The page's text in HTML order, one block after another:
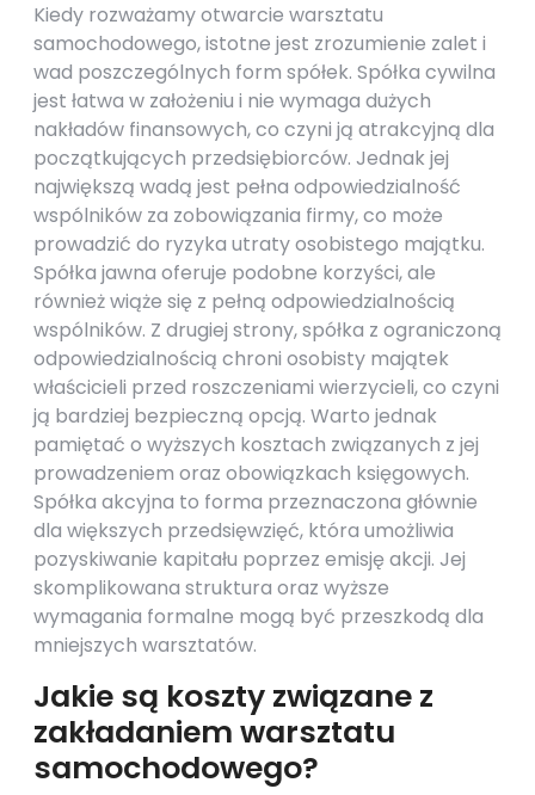
Kiedy rozważamy otwarcie warsztatu
samochodowego, istotne jest zrozumienie zalet i
wad poszczególnych form spółek. Spółka cywilna
jest łatwa w założeniu i nie wymaga dużych
nakładów finansowych, co czyni ją atrakcyjną dla
początkujących przedsiębiorców. Jednak jej
największą wadą jest pełna odpowiedzialność
wspólników za zobowiązania firmy, co może
prowadzić do ryzyka utraty osobistego majątku.
Spółka jawna oferuje podobne korzyści, ale
również wiąże się z pełną odpowiedzialnością
wspólników. Z drugiej strony, spółka z ograniczoną
odpowiedzialnością chroni osobisty majątek
właścicieli przed roszczeniami wierzycieli, co czyni
ją bardziej bezpieczną opcją. Warto jednak
pamiętać o wyższych kosztach związanych z jej
prowadzeniem oraz obowiązkach księgowych.
Spółka akcyjna to forma przeznaczona głównie
dla większych przedsięwzięć, która umożliwia
pozyskiwanie kapitału poprzez emisję akcji. Jej
skomplikowana struktura oraz wyższe
wymagania formalne mogą być przeszkodą dla
mniejszych warsztatów.
Jakie są koszty związane z
zakładaniem warsztatu
samochodowego?